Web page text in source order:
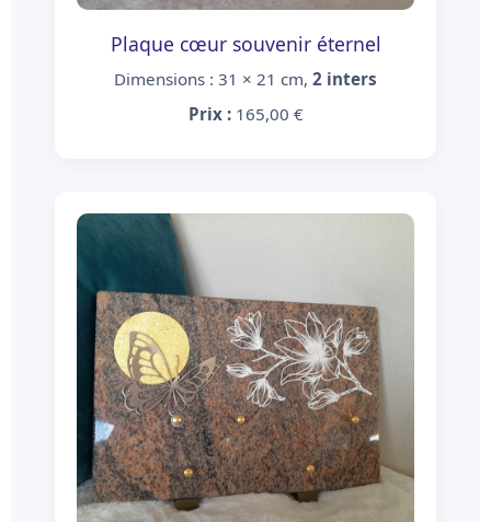
Plaque cœur souvenir éternel
Dimensions : 31 × 21 cm, 2 inters
Prix :165,00 €